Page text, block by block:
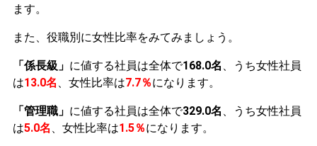
ます。
また、役職別に女性比率をみてみましょう。
「係長級」 に値する社員は全体で168.0名 、うち女性社員
は13.0名 、女性比率は7.7％になります。
「管理職」 に値する社員は全体で329.0名 、うち女性社員
は5.0名 、女性比率は1.5％になります。